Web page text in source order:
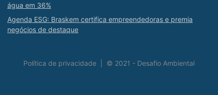
água em 36%
Agenda ESG: Braskem certifica empreendedoras e premia
negócios de destaque
Política de privacidade © 2021 - Desafio Ambiental